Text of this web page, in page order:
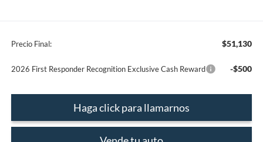
Precio Final: $51,130
2026 First Responder Recognition Exclusive Cash Reward -$500
Haga click para llamarnos